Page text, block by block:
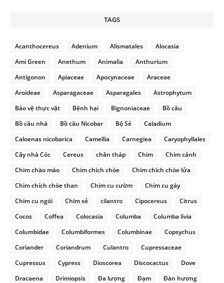
TAGS
Acanthocereus Adenium Alismatales
Alocasia
Ami Green
Anethum Animalia
Anthurium
Antigonon
Apiaceae Apocynaceae
Araceae
Aroideae
Asparagaceae Asparagales
Astrophytum
Bảo vệ thực vật
Bệnh hại Bignoniaceae
Bồ câu
Bồ câu nhà
Bồ câu Nicobar Bộ Sẻ
Caladium
Caloenas nicobarica
Camellia Carnegiea
Caryophyllales
Cây nhà Cóc
Cereus chân tháp Chim
Chim cảnh
Chim chào mào
Chim chích chòe
Chim chích chòe lửa
Chim chích chòe than
Chim cu cườm
Chim cu gáy
Chim cu ngói
Chim sẻ cilantro Cipocereus
Citrus
Cocos
Coffea Colocasia Columba
Columba livia
Columbidae
Columbiformes Columbinae
Copsychus
Coriander
Coriandrum Culantro
Cupressaceae
Cupressus
Cypress Dioscorea Discocactus
Dove
Dracaena
Drimiopsis Đa lượng Đạm
Đàn hương